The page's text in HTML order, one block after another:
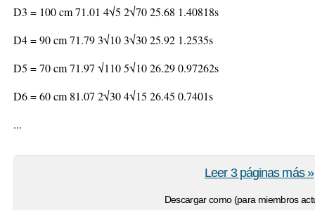
D3 = 100 cm 71.01 4√5 2√70 25.68 1.40818s
D4 = 90 cm 71.79 3√10 3√30 25.92 1.2535s
D5 = 70 cm 71.97 √110 5√10 26.29 0.97262s
D6 = 60 cm 81.07 2√30 4√15 26.45 0.7401s
...
Descargar como (para miembros
Leer 3 páginas más »